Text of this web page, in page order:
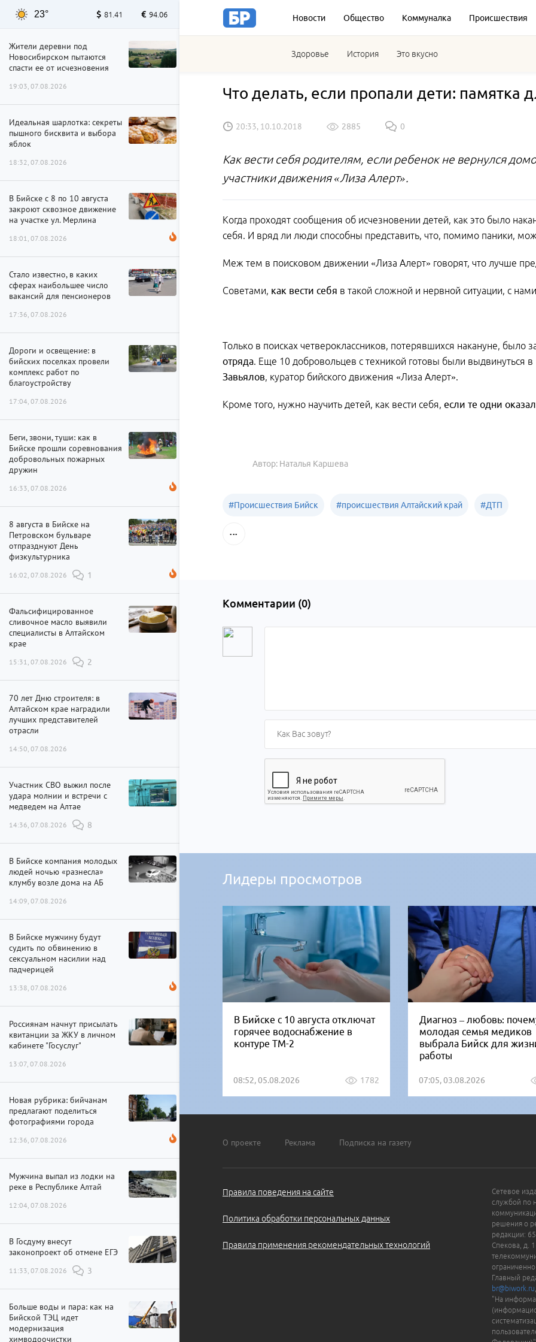
Новости Общество Коммуналка Происшествия
Здоровье История Это вкусно
23° 81.41 94.06
Жители деревни под
Новосибирском пытаются
спасти ее от исчезновения
19:03, 07.08.2026
Идеальная шарлотка: секреты
пышного бисквита и выбора
яблок
18:32, 07.08.2026
В Бийске с 8 по 10 августа
закроют сквозное движение
на участке ул. Мерлина
18:01, 07.08.2026
Стало известно, в каких
сферах наибольшее число
вакансий для пенсионеров
17:36, 07.08.2026
Дороги и освещение: в
бийских поселках провели
комплекс работ по
благоустройству
17:04, 07.08.2026
Беги, звони, туши: как в
Бийске прошли соревнования
добровольных пожарных
дружин
16:33, 07.08.2026
8 августа в Бийске на
Петровском бульваре
отпразднуют День
физкультурника
16:02, 07.08.2026 1
Фальсифицированное
сливочное масло выявили
специалисты в Алтайском
крае
15:31, 07.08.2026 2
70 лет Дню строителя: в
Алтайском крае наградили
лучших представителей
отрасли
14:50, 07.08.2026
Участник СВО выжил после
удара молнии и встречи с
медведем на Алтае
14:36, 07.08.2026 8
В Бийске компания молодых
людей ночью «разнесла»
клумбу возле дома на АБ
14:09, 07.08.2026
В Бийске мужчину будут
судить по обвинению в
сексуальном насилии над
падчерицей
13:38, 07.08.2026
Россиянам начнут присылать
квитанции за ЖКУ в личном
кабинете "Госуслуг"
13:07, 07.08.2026
Новая рубрика: бийчанам
предлагают поделиться
фотографиями города
12:36, 07.08.2026
Мужчина выпал из лодки на
реке в Республике Алтай
12:04, 07.08.2026
В Госдуму внесут
законопроект об отмене ЕГЭ
11:33, 07.08.2026 3
Больше воды и пара: как на
Бийской ТЭЦ идет
модернизация
химводоочистки
Что делать, если пропали дети: памятка
20:33, 10.10.2018 2885 0
Как вести себя родителям, если ребенок не вернулся
участники движения «Лиза Алерт».
Когда проходят сообщения об исчезновении детей, как это было
себя. И вряд ли люди способны представить, что, помимо паники,
Меж тем в поисковом движении «Лиза Алерт» говорят, что лучше
Советами, как вести себя в такой сложной и нервной ситуации, с
Только в поисках четвероклассников, потерявшихся накануне, было
отряда. Еще 10 добровольцев с техникой готовы были выдвинуться в
Завьялов, куратор бийского движения «Лиза Алерт».
Кроме того, нужно научить детей, как вести себя, если те одни
Автор: Наталья Каршева
#Происшествия Бийск #происшествия Алтайский край #ДТП
Комментарии (0)
Лидеры просмотров
В Бийске с 10 августа отключат
горячее водоснабжение в
контуре ТМ-2
08:52, 05.08.2026 1782
Диагноз – любовь:
молодая семья медиков
выбрала Бийск для
работы
07:05, 03.08.2026
О проекте Реклама Подписка на газету
Правила поведения на сайте
Политика обработки персональных данных
Правила применения рекомендательных технологий
Сетевое
службой по
решения о
редакции:
Спекова, д.
Главный
br@biwork.ru
"На